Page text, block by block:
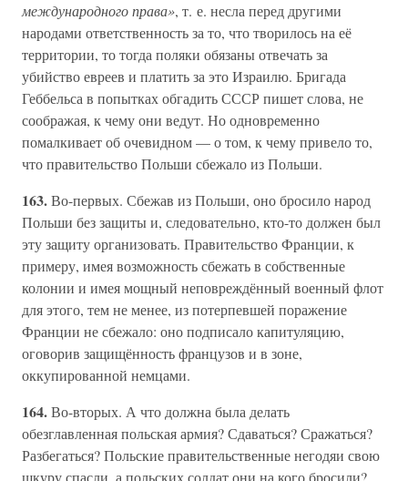
международного права», т. е. несла перед другими
народами ответственность за то, что творилось на её
территории, то тогда поляки обязаны отвечать за
убийство евреев и платить за это Израилю. Бригада
Геббельса в попытках обгадить СССР пишет слова, не
соображая, к чему они ведут. Но одновременно
помалкивает об очевидном — о том, к чему привело то,
что правительство Польши сбежало из Польши.
163.Во-первых. Сбежав из Польши, оно бросило народ
Польши без защиты и, следовательно, кто-то должен был
эту защиту организовать. Правительство Франции, к
примеру, имея возможность сбежать в собственные
колонии и имея мощный неповреждённый военный флот
для этого, тем не менее, из потерпевшей поражение
Франции не сбежало: оно подписало капитуляцию,
оговорив защищённость французов и в зоне,
оккупированной немцами.
164.Во-вторых. А что должна была делать
обезглавленная польская армия? Сдаваться? Сражаться?
Разбегаться? Польские правительственные негодяи свою
шкуру спасли, а польских солдат они на кого бросили?